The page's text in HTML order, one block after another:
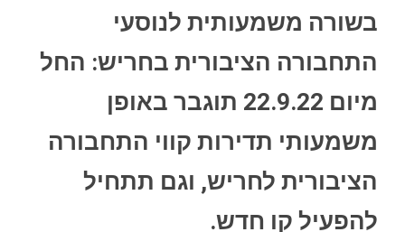
בשורה משמעותית לנוסעי
התחבורה הציבורית בחריש: החל
מיום 22.9.22 תוגבר באופן
משמעותי תדירות קווי התחבורה
הציבורית לחריש, וגם תתחיל
להפעיל קו חדש.